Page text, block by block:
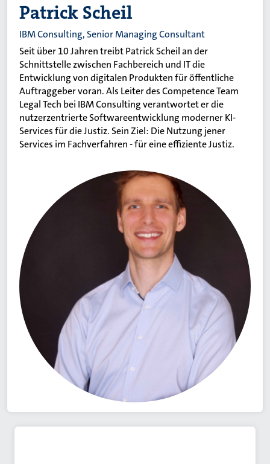
Patrick Scheil
IBM Consulting, Senior Managing Consultant
Seit über 10 Jahren treibt Patrick Scheil an der
Schnittstelle zwischen Fachbereich und IT die
Entwicklung von digitalen Produkten für öffentliche
Auftraggeber voran. Als Leiter des Competence Team
Legal Tech bei IBM Consulting verantwortet er die
nutzerzentrierte Softwareentwicklung moderner KI-
Services für die Justiz. Sein Ziel: Die Nutzung jener
Services im Fachverfahren - für eine effiziente Justiz.